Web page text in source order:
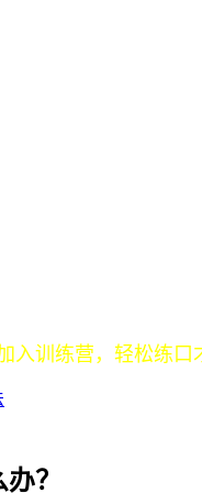
入训练营，轻松练口
？